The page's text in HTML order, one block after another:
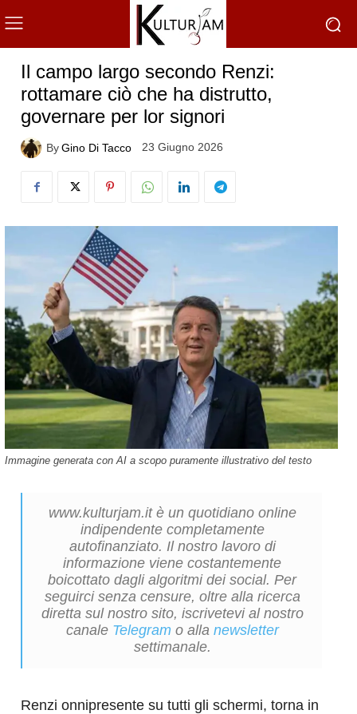
Il campo largo secondo Renzi:
rottamare ciò che ha distrutto,
governare per lor signori
ByGino Di Tacco 23 Giugno 2026
Immagine generata con AI a scopo puramente illustrativo del testo
www.kulturjam.it è un quotidiano online
indipendente completamente
autofinanziato. Il nostro lavoro di
informazione viene costantemente
boicottato dagli algoritmi dei social. Per
seguirci senza censure, oltre alla ricerca
diretta sul nostro sito, iscrivetevi al nostro
canale Telegram o alla newsletter
settimanale.
Renzi onnipresente su tutti gli schermi, torna in